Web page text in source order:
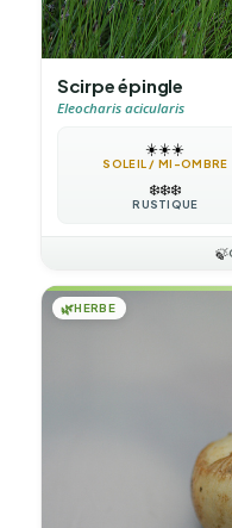
Scirpe épingle
Eleocharis acicularis
☀️☀️☀️
SOLEIL / MI-OMBRE
❄️❄️❄️
RUSTIQUE
🍃
🌿HERBE